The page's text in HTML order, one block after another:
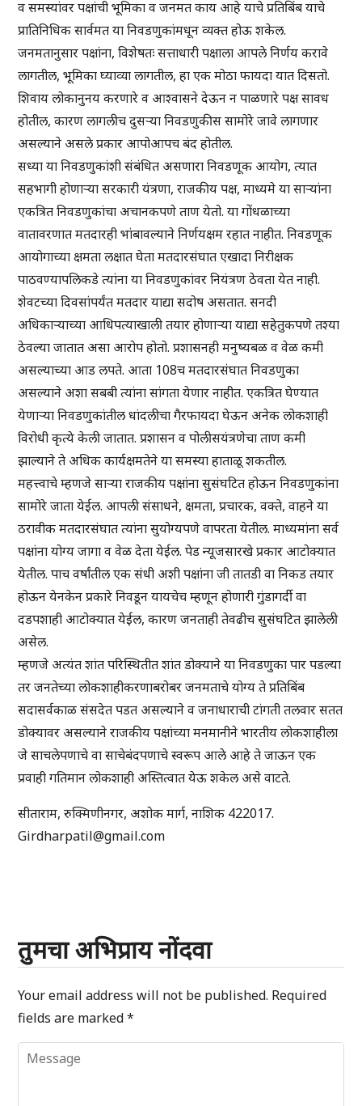
व समस्यांवर पक्षांची भूमिका व जनमत काय आहे याचे प्रतिबिंब याचे
प्रातिनिधिक सार्वमत या निवडणुकांमधून व्यक्त होऊ शकेल.
जनमतानुसार पक्षांना, विशेषतः सत्ताधारी पक्षाला आपले निर्णय करावे
लागतील, भूमिका घ्याव्या लागतील, हा एक मोठा फायदा यात दिसतो.
शिवाय लोकानुनय करणारे व आश्वासने देऊन न पाळणारे पक्ष सावध
होतील, कारण लागलीच दुसऱ्या निवडणुकीस सामोरे जावे लागणार
असल्याने असले प्रकार आपोआपच बंद होतील.
सध्या या निवडणुकांशी संबंधित असणारा निवडणूक आयोग, त्यात
सहभागी होणाऱ्या सरकारी यंत्रणा, राजकीय पक्ष, माध्यमे या साऱ्यांना
एकत्रित निवडणुकांचा अचानकपणे ताण येतो. या गोंधळाच्या
वातावरणात मतदारही भांबावल्याने निर्णयक्षम रहात नाहीत. निवडणूक
आयोगाच्या क्षमता लक्षात घेता मतदारसंघात एखादा निरीक्षक
पाठवण्यापलिकडे त्यांना या निवडणुकांवर नियंत्रण ठेवता येत नाही.
शेवटच्या दिवसांपर्यंत मतदार याद्या सदोष असतात. सनदी
अधिकाऱ्याच्या आधिपत्याखाली तयार होणाऱ्या याद्या सहेतुकपणे तश्या
ठेवल्या जातात असा आरोप होतो. प्रशासनही मनुष्यबळ व वेळ कमी
असल्याच्या आड लपते. आता 108च मतदारसंघात निवडणुका
असल्याने अशा सबबी त्यांना सांगता येणार नाहीत. एकत्रित घेण्यात
येणाऱ्या निवडणुकांतील धांदलीचा गैरफायदा घेऊन अनेक लोकशाही
विरोधी कृत्ये केली जातात. प्रशासन व पोलीसयंत्रणेचा ताण कमी
झाल्याने ते अधिक कार्यक्षमतेने या समस्या हाताळू शकतील.
महत्त्वाचे म्हणजे साऱ्या राजकीय पक्षांना सुसंघटित होऊन निवडणुकांना
सामोरे जाता येईल. आपली संसाधने, क्षमता, प्रचारक, वक्ते, वाहने या
ठरावीक मतदारसंघात त्यांना सुयोग्यपणे वापरता येतील. माध्यमांना सर्व
पक्षांना योग्य जागा व वेळ देता येईल. पेड न्यूजसारखे प्रकार आटोक्यात
येतील. पाच वर्षांतील एक संधी अशी पक्षांना जी तातडी वा निकड तयार
होऊन येनकेन प्रकारे निवडून यायचेच म्हणून होणारी गुंडागर्दी वा
दडपशाही आटोक्यात येईल, कारण जनताही तेवढीच सुसंघटित झालेली
असेल.
म्हणजे अत्यंत शांत परिस्थितीत शांत डोक्याने या निवडणुका पार पडल्या
तर जनतेच्या लोकशाहीकरणाबरोबर जनमताचे योग्य ते प्रतिबिंब
सदासर्वकाळ संसदेत पडत असल्याने व जनाधाराची टांगती तलवार सतत
डोक्यावर असल्याने राजकीय पक्षांच्या मनमानीने भारतीय लोकशाहीला
जे साचलेपणाचे वा साचेबंदपणाचे स्वरूप आले आहे ते जाऊन एक
प्रवाही गतिमान लोकशाही अस्तित्वात येऊ शकेल असे वाटते.
सीताराम, रुक्मिणीनगर, अशोक मार्ग, नाशिक 422017.
Girdharpatil@gmail.com
तुमचा अभिप्राय नोंदवा
Your email address will not be published. Required
fields are marked*